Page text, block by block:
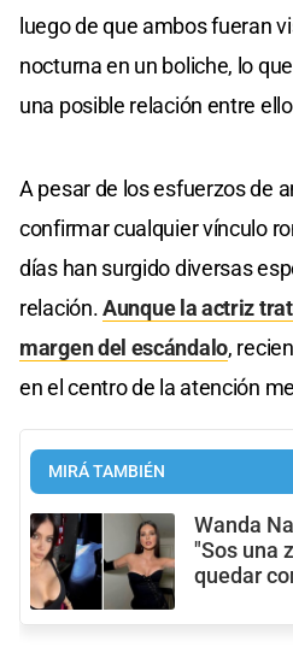
luego de que ambos fueran
nocturna en un boliche, lo
una posible relación entre
A pesar de los esfuerzos de
confirmar cualquier vínculo
días han surgido diversas
relación.Aunque la actriz
margen del escándalo,
en el centro de la atención
MIRÁ TAMBIÉN
Wanda
"Sos una
quedar